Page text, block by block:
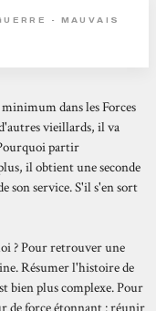
- MAUVAIS
dans les Forces
vieillards, il va
partir
il obtient une seconde
son service. S'il s'en sort
? Pour retrouver une
Résumer l'histoire de
bien plus complexe. Pour
de force étonnant : réunir